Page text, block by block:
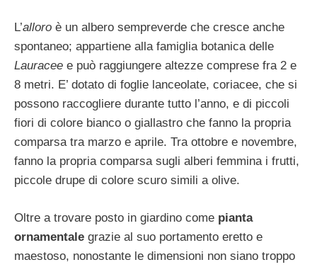
L’alloro è un albero sempreverde che cresce anche
spontaneo; appartiene alla famiglia botanica delle
Lauracee e può raggiungere altezze comprese fra 2 e
8 metri. E’ dotato di foglie lanceolate, coriacee, che si
possono raccogliere durante tutto l’anno, e di piccoli
fiori di colore bianco o giallastro che fanno la propria
comparsa tra marzo e aprile. Tra ottobre e novembre,
fanno la propria comparsa sugli alberi femmina i frutti,
piccole drupe di colore scuro simili a olive.
Oltre a trovare posto in giardino come pianta
ornamentale grazie al suo portamento eretto e
maestoso, nonostante le dimensioni non siano troppo